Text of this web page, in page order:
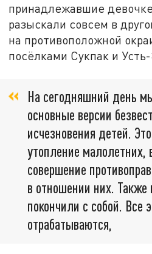
принадлежавшие
разыскали совсем в
на противоположной
посёлками Сукпак и
На сегодняшний день
основные версии
исчезновения детей.
утопление малолетних,
совершение
в отношении них. Также
покончили с собой. Все
отрабатываются,